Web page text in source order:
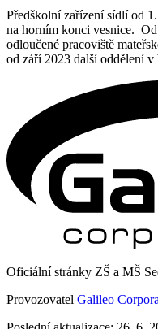
Předškolní zařízení sídlí od
na horním konci vesnice.
odloučené pracoviště
od září 2023 další oddělení
Oficiální stránky ZŠ a MŠ
Provozovatel Galileo